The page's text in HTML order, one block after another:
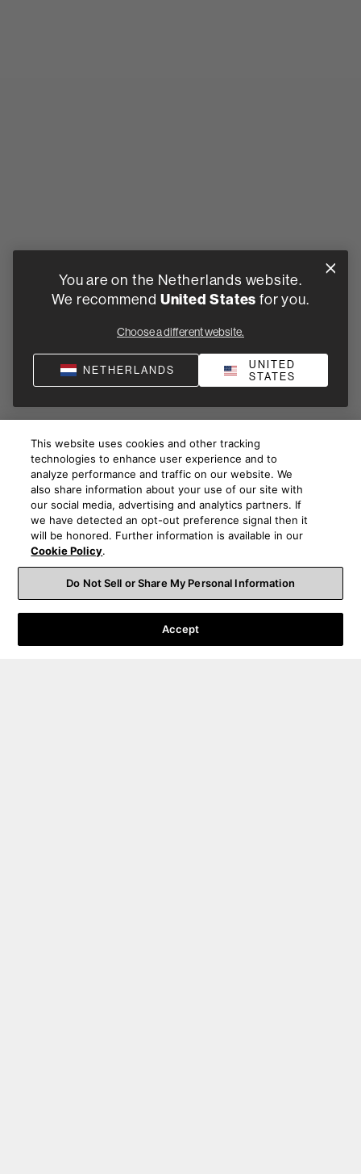
You are on the Netherlands website.
We recommend United States for you.
Choose a different website.
NETHERLANDS
UNITED
STATES
This website uses cookies and other tracking
technologies to enhance user experience and to
analyze performance and traffic on our website. We
also share information about your use of our site with
our social media, advertising and analytics partners. If
we have detected an opt-out preference signal then it
will be honored. Further information is available in our
Cookie Policy.
Do Not Sell or Share My Personal Information
Accept